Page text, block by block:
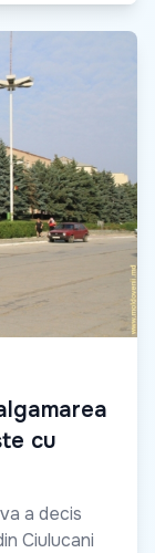
cu
a decis
Ciulucani